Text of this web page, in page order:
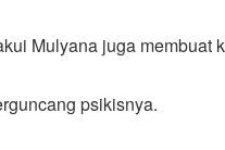
Mulyana juga membuat
psikisnya.